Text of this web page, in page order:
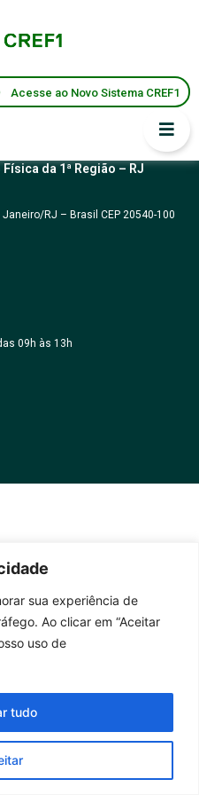
sua experiência de
Ao clicar em “Aceitar
uso de
tudo
Acesse ao Novo Sistema CREF1
da 1ª Região – RJ
RJ – Brasil CEP 20540-100
09h às 13h